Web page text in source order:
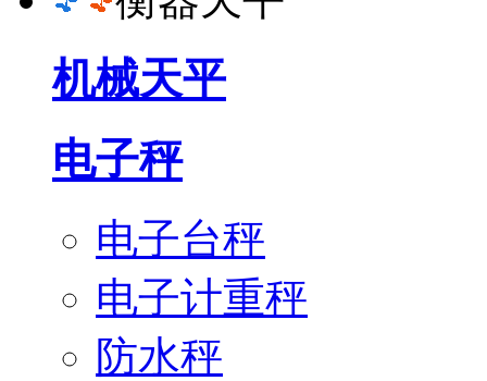
机械天平
电子秤
电子台秤
电子计重秤
防水秤